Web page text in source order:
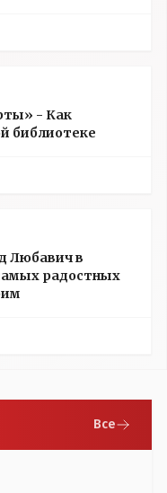
- Как
библиотеке
Любавич в
радостных
Все